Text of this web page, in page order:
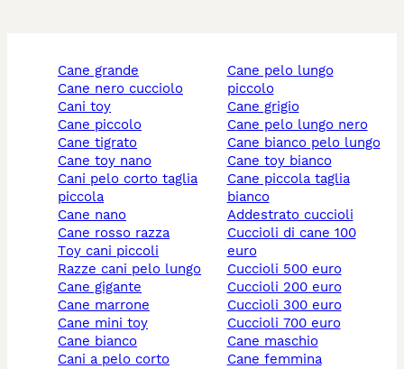
cane grande
cane nero cucciolo
cani toy
cane piccolo
cane tigrato
cane toy nano
cani pelo corto taglia
piccola
cane nano
cane rosso razza
toy cani piccoli
razze cani pelo lungo
cane gigante
cane marrone
cane mini toy
cane bianco
cani a pelo corto
cane pelo lungo
piccolo
cane grigio
cane pelo lungo nero
cane bianco pelo lungo
cane toy bianco
cane piccola taglia
bianco
addestrato cuccioli
cuccioli di cane 100
euro
cuccioli 500 euro
cuccioli 200 euro
cuccioli 300 euro
cuccioli 700 euro
cane maschio
cane femmina